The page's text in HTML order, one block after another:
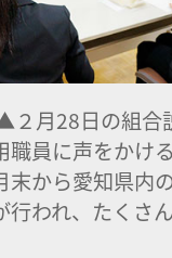
２月28日の組合
職員に声をかけ
末から愛知県内
行われ、たくさ